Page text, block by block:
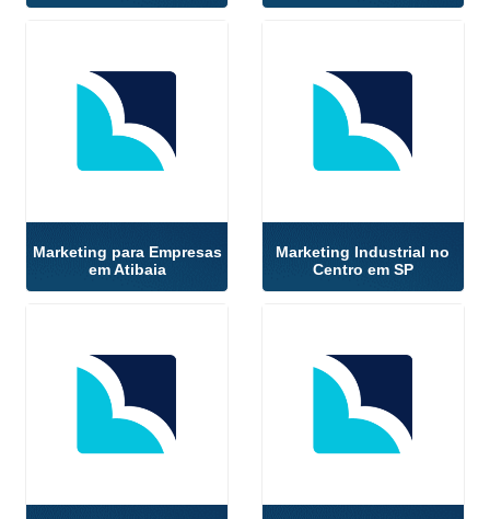
Marketing para Empresas
em Atibaia
Marketing Industrial no
Centro em SP